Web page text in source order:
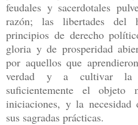
feudales y sacerdotales
razón; las libertades del
principios de derecho
gloria y de prosperidad
por aquellos que
verdad y a cultivar la
suficientemente el
iniciaciones, y la necesidad
sus sagradas prácticas.